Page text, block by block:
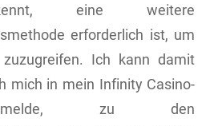
eine weitere
erforderlich ist, um
Ich kann damit
mich in mein Infinity Casino-
zu den